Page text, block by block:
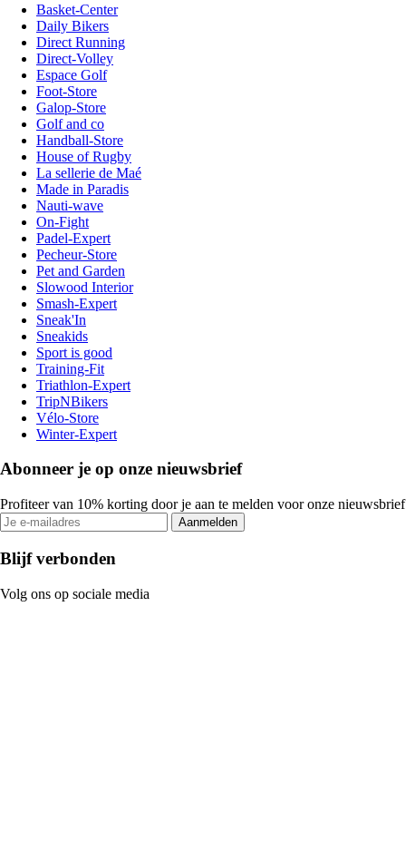
Basket-Center
Daily Bikers
Direct Running
Direct-Volley
Espace Golf
Foot-Store
Galop-Store
Golf and co
Handball-Store
House of Rugby
La sellerie de Maé
Made in Paradis
Nauti-wave
On-Fight
Padel-Expert
Pecheur-Store
Pet and Garden
Slowood Interior
Smash-Expert
Sneak'In
Sneakids
Sport is good
Training-Fit
Triathlon-Expert
TripNBikers
Vélo-Store
Winter-Expert
Abonneer je op onze nieuwsbrief
Profiteer van 10% korting door je aan te melden voor onze nieuwsbrief
Aanmelden
Blijf verbonden
Volg ons op sociale media